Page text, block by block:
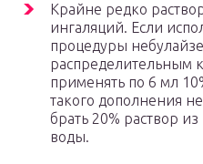
Крайне редко
ингаляций. Если
процедуры
распределительным
применять по 6 мл
такого дополнения
брать 20% раствор
воды.